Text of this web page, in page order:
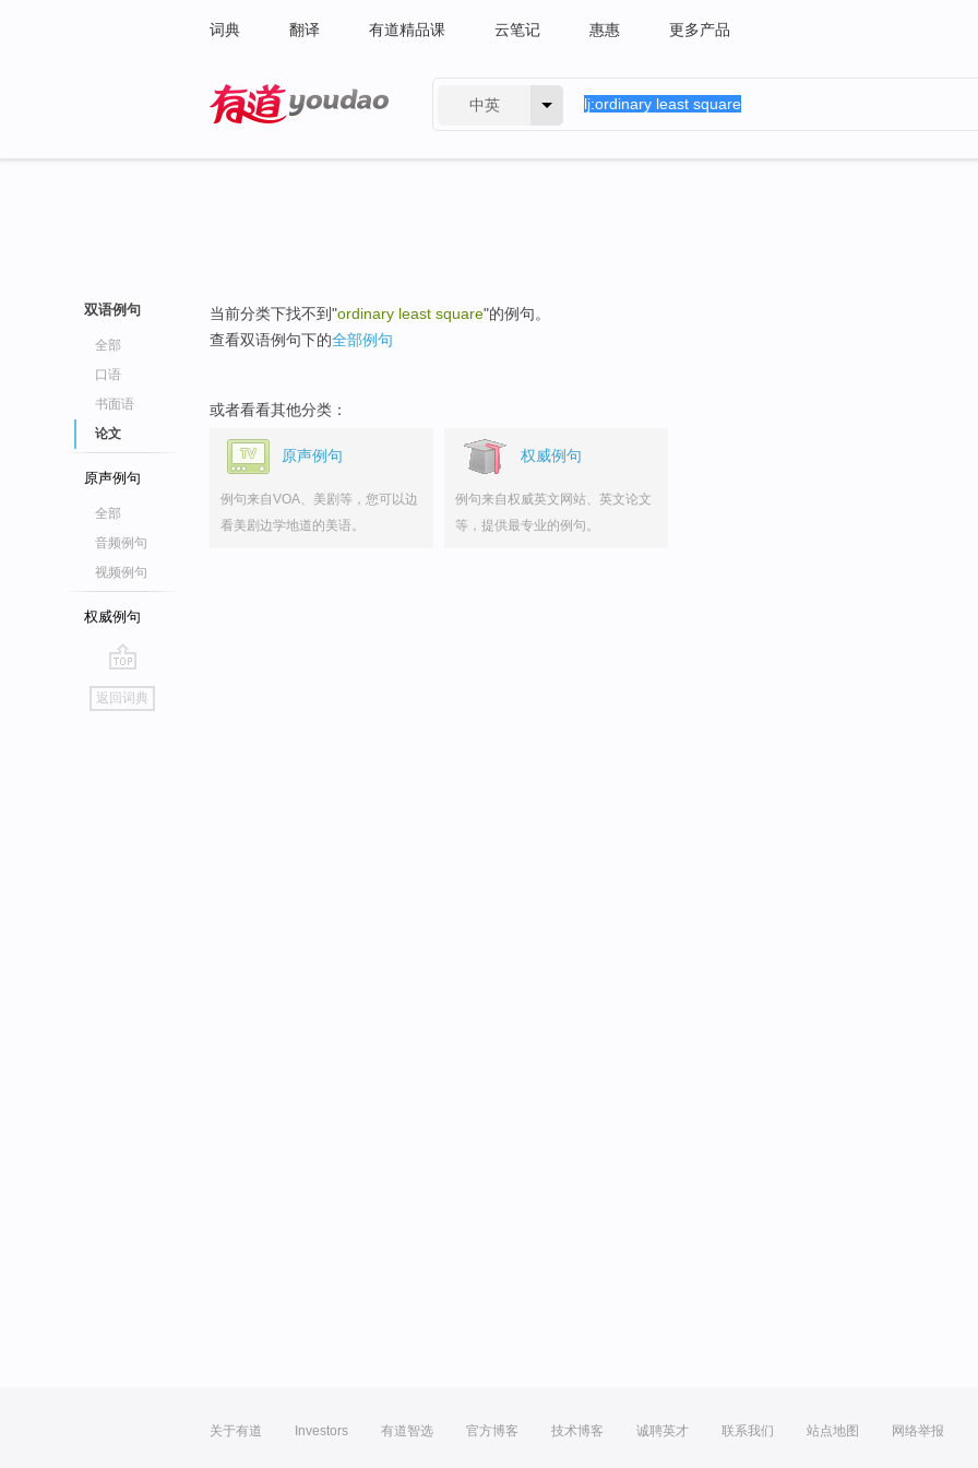
词典 翻译 有道精品课 云笔记 惠惠 更多产品
中英
双语例句
全部
口语
书面语
论文
原声例句
全部
音频例句
视频例句
权威例句
go
top
返回词典
当前分类下找不到"ordinary least square"的例句。
查看双语例句下的全部例句
或者看看其他分类：
原声例句
例句来自VOA、美剧等，您可以边
看美剧边学地道的美语。
权威例句
例句来自权威英文网站、英文论文
等，提供最专业的例句。
关于有道 Investors 有道智选 官方博客 技术博客 诚聘英才 联系我们 站点地图 网络举报